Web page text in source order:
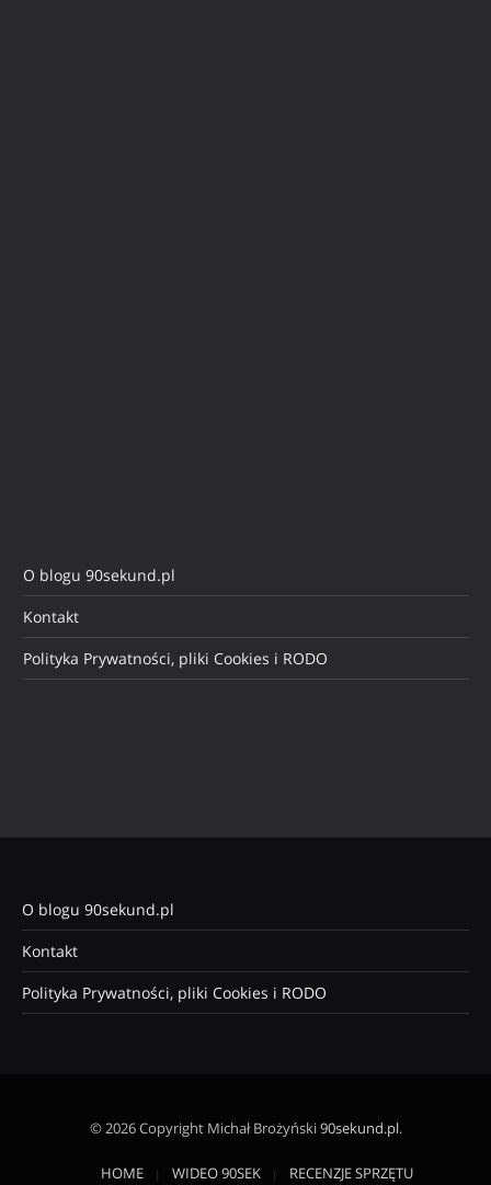
O blogu 90sekund.pl
Kontakt
Polityka Prywatności, pliki Cookies i RODO
O blogu 90sekund.pl
Kontakt
Polityka Prywatności, pliki Cookies i RODO
© 2026 Copyright Michał Brożyński90sekund.pl.
HOME WIDEO 90SEK RECENZJE SPRZĘTU